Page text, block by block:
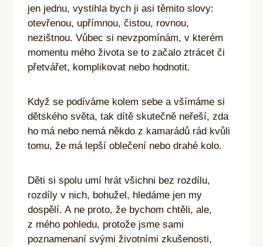
jen jednu, vystihla bych ji asi těmito slovy:
otevřenou, upřímnou, čistou, rovnou,
nezištnou. Vůbec si nevzpomínám, v kterém
momentu mého života se to začalo ztrácet či
přetvářet, komplikovat nebo hodnotit.
Když se podíváme kolem sebe a všímáme si
dětského světa, tak dítě skutečně neřeší, zda
ho má nebo nemá někdo z kamarádů rád kvůli
tomu, že má lepší oblečení nebo drahé kolo.
Děti si spolu umí hrát všichni bez rozdílu,
rozdíly v nich, bohužel, hledáme jen my
dospělí. A ne proto, že bychom chtěli, ale,
z mého pohledu, protože jsme sami
poznamenaní svými životními zkušenosti,